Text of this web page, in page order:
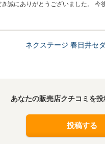
ただき誠にありがとうございました。
ネクステージ 春日井セ
あなたの販売店クチコミを
投稿する